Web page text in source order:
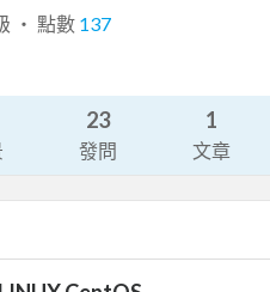
‧ 點數 137
23
發問
1
文章